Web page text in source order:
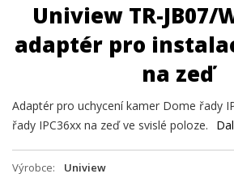
Uniview TR-JB07/
adaptér pro
na zeď
Adaptér pro uchycení kamer Dome řady
řady IPC36xx na zeď ve svislé poloze.
Výrobce
Uniview